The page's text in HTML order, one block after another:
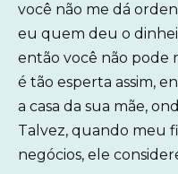
você não me dá
eu quem deu o
então você não pode
é tão esperta assim,
a casa da sua mãe,
Talvez, quando meu
negócios, ele